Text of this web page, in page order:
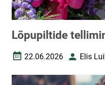
Lõpupiltide
Loomise kuupäev
22.06.2026 AutorElis